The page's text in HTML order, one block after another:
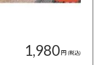
1,980円 (税込)